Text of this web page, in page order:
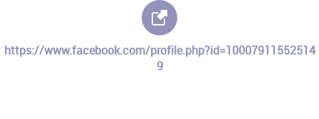
https://www.facebook.com/profile.php?id=10007911552514
9